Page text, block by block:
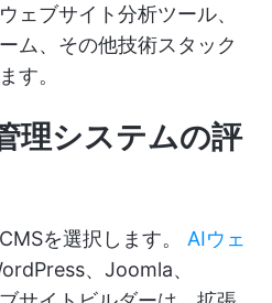
ェブサイト分析ツール、
ム、その他技術スタック
す。
理システムの評
を選択します。 AIウェ
、Joomla、